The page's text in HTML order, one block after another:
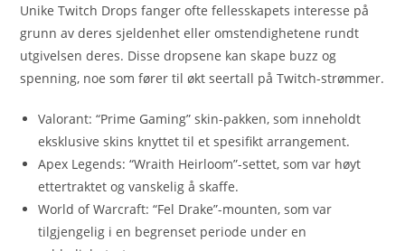
Unike Twitch Drops fanger ofte fellesskapets interesse på
grunn av deres sjeldenhet eller omstendighetene rundt
utgivelsen deres. Disse dropsene kan skape buzz og
spenning, noe som fører til økt seertall på Twitch-strømmer.
Valorant: “Prime Gaming” skin-pakken, som inneholdt
eksklusive skins knyttet til et spesifikt arrangement.
Apex Legends: “Wraith Heirloom”-settet, som var høyt
ettertraktet og vanskelig å skaffe.
World of Warcraft: “Fel Drake”-mounten, som var
tilgjengelig i en begrenset periode under en